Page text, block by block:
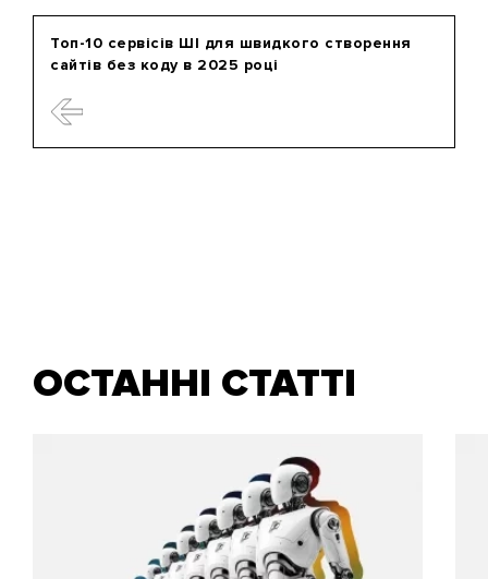
Топ-10 сервісів ШІ для швидкого створення
сайтів без коду в 2025 році
ОСТАННІ СТАТТІ